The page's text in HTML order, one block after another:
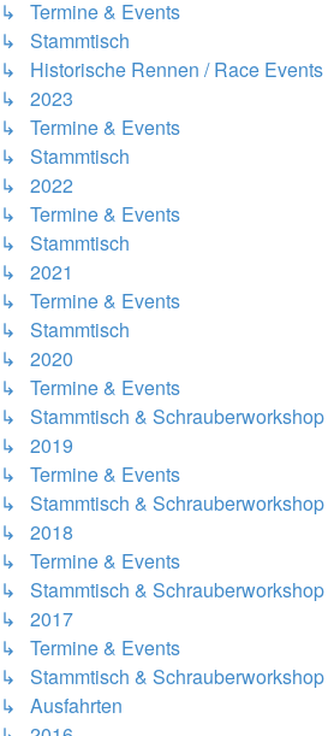
↳ Termine & Events
↳ Stammtisch
↳ Historische Rennen / Race Events
↳ 2023
↳ Termine & Events
↳ Stammtisch
↳ 2022
↳ Termine & Events
↳ Stammtisch
↳ 2021
↳ Termine & Events
↳ Stammtisch
↳ 2020
↳ Termine & Events
↳ Stammtisch & Schrauberworkshop
↳ 2019
↳ Termine & Events
↳ Stammtisch & Schrauberworkshop
↳ 2018
↳ Termine & Events
↳ Stammtisch & Schrauberworkshop
↳ 2017
↳ Termine & Events
↳ Stammtisch & Schrauberworkshop
↳ Ausfahrten